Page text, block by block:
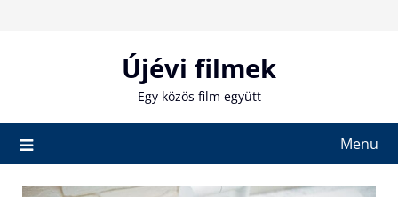
Újévi filmek
Egy közös film együtt
Menu